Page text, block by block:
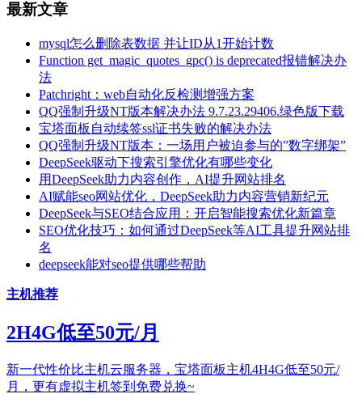
最新文章
mysql怎么删除表数据 并让ID从1开始计数
Function get_magic_quotes_gpc() is deprecated报错解决办
法
Patchright：web自动化反检测增强方案
QQ强制升级NT版本解决办法 9.7.23.29406.绿色版下载
宝塔面板自动续签ssl证书失败的解决办法
QQ强制升级NT版本：一场用户被迫参与的”数字绑架”
DeepSeek驱动下搜索引擎优化有哪些变化
用DeepSeek助力内容创作，AI提升网站排名
AI赋能seo网站优化，DeepSeek助力内容营销新纪元
DeepSeek与SEO结合应用：开启智能搜索优化新篇章
SEO优化技巧：如何通过DeepSeek等AI工具提升网站排
名
deepseek能对seo提供哪些帮助
主机推荐
2H4G低至50元/月
新一代性价比主机云服务器，宝塔面板主机4H4G低至50元/
月，更有虚拟主机签到免费兑换~